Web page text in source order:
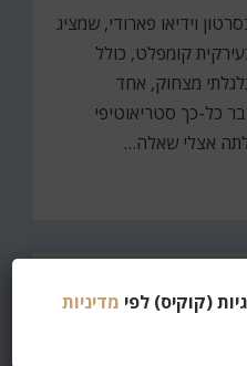
וידיאו פארודי, שמציג
קומפלט, כולל
מצחוק, אחד
כל-כך סטריאוטיפי
אצלי שאלה…
(קוקיס) לפי מדיניות